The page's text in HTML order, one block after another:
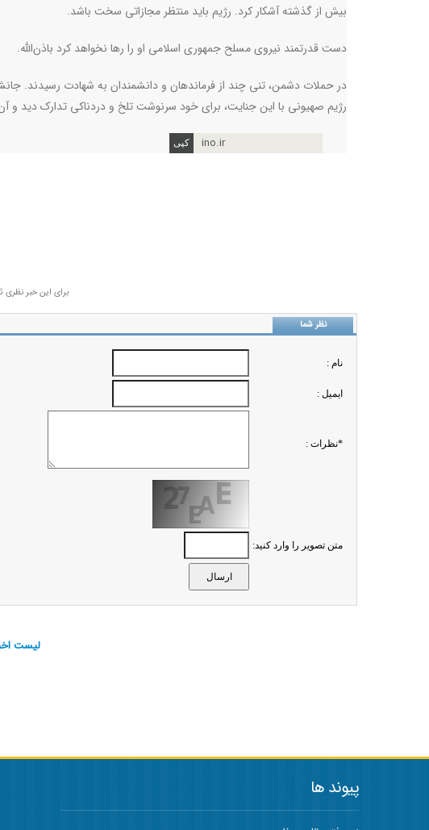
بیش از گذشته آشکار کرد. رژیم باید منتظر مجازاتی سخت باشد.
دست قدرتمند نیروی مسلح جمهوری اسلامی او را رها نخواهد کرد باذن‌الله.
در حملات دشمن، تنی چند از فرماندهان و دانشمندان به شهادت رسیدند.
رژیم صهیونی با این جنایت، برای خود سرنوشت تلخ و دردناکی تدارک دید و
ino.ir
برای این خبر
نظر شما
نام :
ايميل :
*نظرات :
متن تصویر را وارد کنید:
لیست
پیوند ها